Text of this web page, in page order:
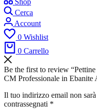
Cerca
Account
0 Wishlist
0 Carrello
Be the first to review
CM Professionale in Ebanite
Il tuo indirizzo email non
contrassegnati *